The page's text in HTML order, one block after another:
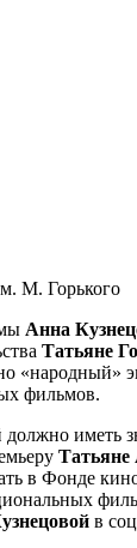
М. Горького
Анна
Татьяне
«народный»
фильмов.
иметь
Татьяне
в Фонде
в